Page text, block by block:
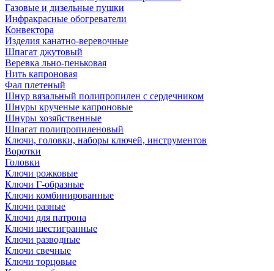
Газовые и дизельные пушки
Инфракрасные обогреватели
Конвектора
Изделия канатно-веревочные
Шпагат джутовый
Веревка льно-пеньковая
Нить капроновая
Фал плетеный
Шнур вязальный полипропилен с сердечником
Шнуры крученые капроновые
Шнуры хозяйственные
Шпагат полипропиленовый
Ключи, головки, наборы ключей, инструментов
Воротки
Головки
Ключи рожковые
Ключи Г-образные
Ключи комбинированные
Ключи разные
Ключи для патрона
Ключи шестигранные
Ключи разводные
Ключи свечные
Ключи торцовые